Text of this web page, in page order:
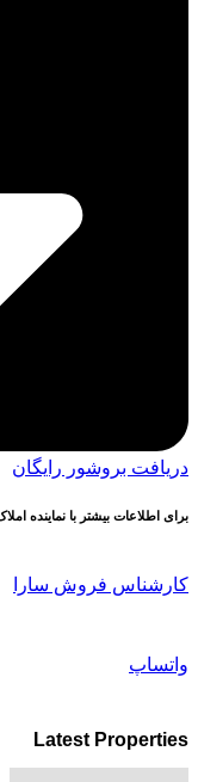
دریافت بروشور رایگان
برای اطلاعات بیشتر با نماینده
کارشناس فروش سارا
واتساپ
Latest Properties